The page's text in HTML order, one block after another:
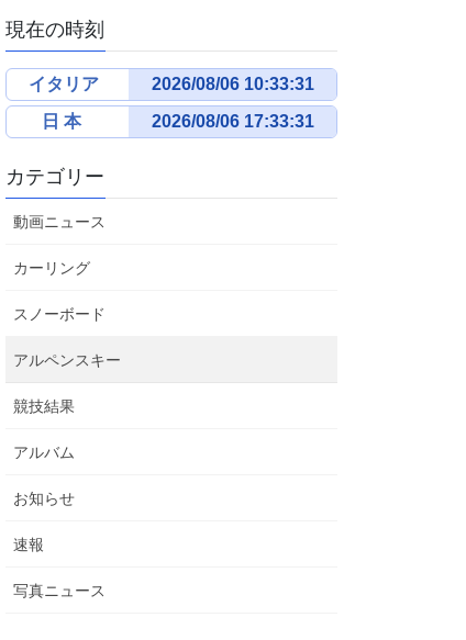
現在の時刻
イタリア
日 本
カテゴリー
動画ニュース
カーリング
スノーボード
アルペンスキー
競技結果
アルバム
お知らせ
速報
写真ニュース